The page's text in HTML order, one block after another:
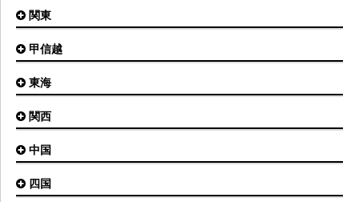
オホーツク紋別空港
釧路空港
稚内空港
とかち帯広空港
根室中標津空港
奥尻空港
利尻空港
青森空港
三沢空港
福島空港
大館能代空港
庄内空港
山形空港
小松空港
能登空港
関東
東京(羽田)空港
茨城空港
八丈島空港
甲信越
新潟空港
東海
名古屋(中部)空港
静岡空港
関西
大阪(伊丹)空港
神戸空港
中国
広島空港
四国